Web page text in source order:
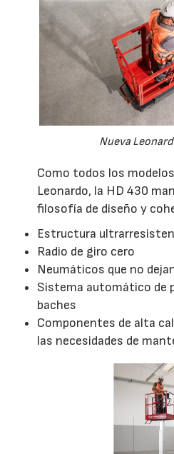
Nueva
Como todos los
Leonardo, la HD 430
filosofía de diseño y
Estructura
Radio de giro cero
Neumáticos que no
Sistema automático de
baches
Componentes de alta
las necesidades de